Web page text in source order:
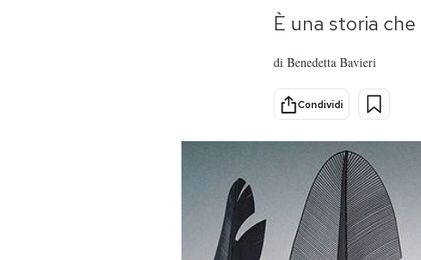
Mondiali calcio 2026
È una storia
di Benedetta Bavieri
Condividi